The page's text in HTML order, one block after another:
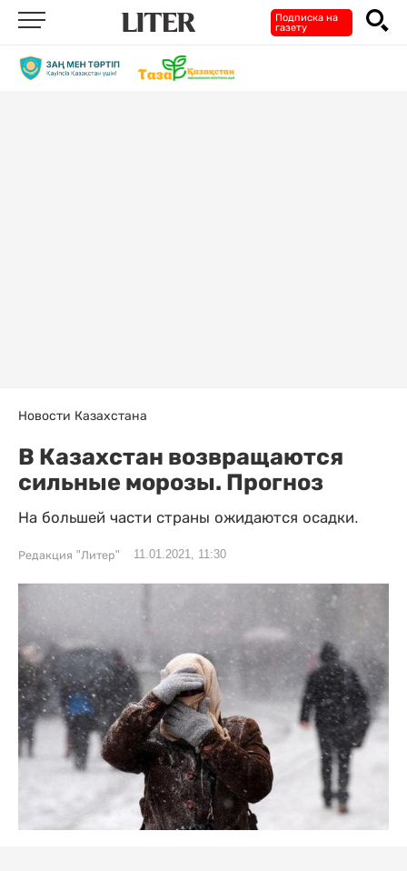
Подписка на
газету
Новости Казахстана
В Казахстан возвращаются
сильные морозы. Прогноз
На большей части страны ожидаются осадки.
Редакция "Литер" 11.01.2021, 11:30